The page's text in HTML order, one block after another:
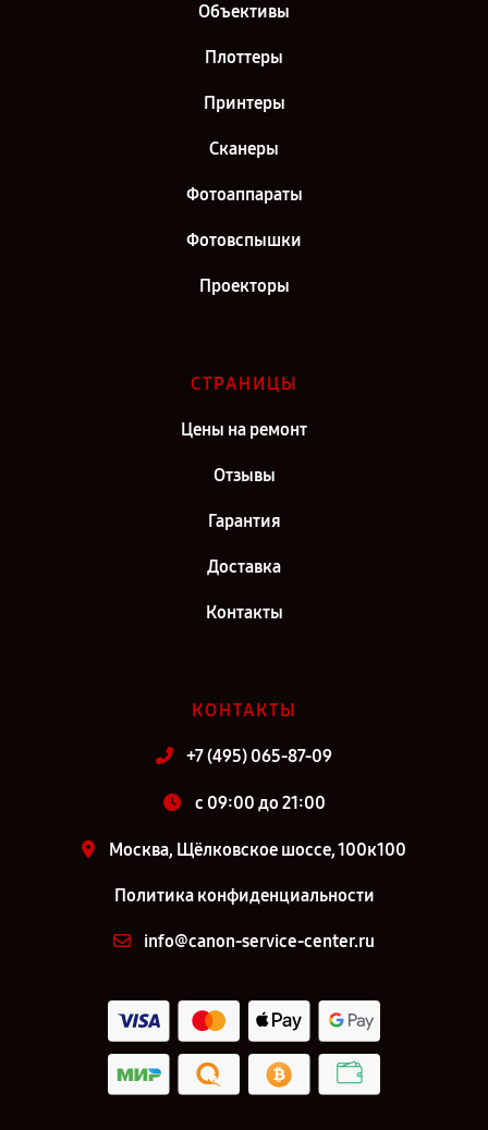
Объективы
Плоттеры
Принтеры
Сканеры
Фотоаппараты
Фотовспышки
Проекторы
СТРАНИЦЫ
Цены на ремонт
Отзывы
Гарантия
Доставка
Контакты
КОНТАКТЫ
+7 (495) 065-87-09
c 09:00 до 21:00
Москва, Щёлковское шоссе, 100к100
Политика конфиденциальности
info@canon-service-center.ru